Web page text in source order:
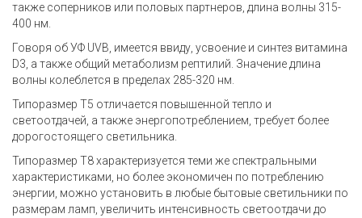
также соперников или половых партнеров, длина волны 315-
400 нм.
Говоря об УФ UVB, имеется ввиду, усвоение и синтез витамина
D3, а также общий метаболизм рептилий. Значение длина
волны колеблется в пределах 285-320 нм.
Типоразмер Т5 отличается повышенной тепло и
светоотдачей, а также энергопотреблением, требует более
дорогостоящего светильника.
Типоразмер Т8 характеризуется теми же спектральными
характеристиками, но более экономичен по потреблению
энергии, можно установить в любые бытовые светильники по
размерам ламп, увеличить интенсивность светоотдачи до